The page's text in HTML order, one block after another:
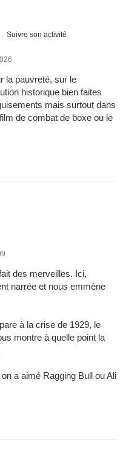
Suivre son activité
la pauvreté, sur le
historique bien faites
mais surtout dans
de combat de boxe ou le
des merveilles. Ici,
narrée et nous emmène
à la crise de 1929, le
montre à quelle point la
a aimé Ragging Bull ou Ali